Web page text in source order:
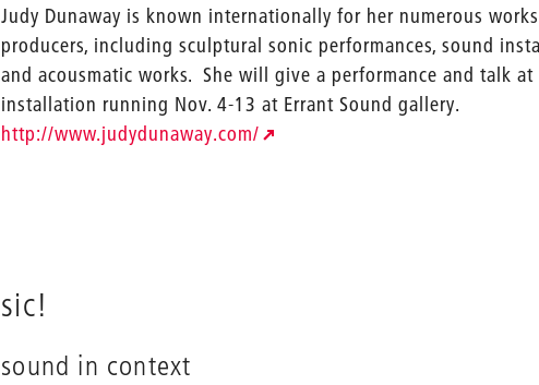
Judy Dunaway is known internationally for her numerous
producers, including sculptural sonic performances, sound
and acousmatic works. She will give a performance and talk
installation running Nov. 4-13 at Errant Sound gallery.
http://www.judydunaway.com/
sic!
sound in context